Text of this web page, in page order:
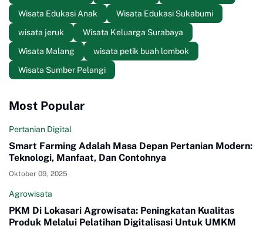
Wisata Edukasi Anak
Wisata Edukasi Sukabumi
wisata jeruk
Wisata Keluarga Surabaya
Wisata Malang
wisata petik buah lombok
Wisata Sumber Pelangi
Most Popular
Pertanian Digital
Smart Farming Adalah Masa Depan Pertanian Modern:
Teknologi, Manfaat, Dan Contohnya
Oktober 09, 2025
Agrowisata
PKM Di Lokasari Agrowisata: Peningkatan Kualitas
Produk Melalui Pelatihan Digitalisasi Untuk UMKM